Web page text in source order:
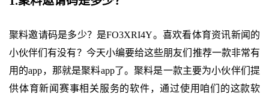
聚料邀请码是多少？是FO3XRI4Y。喜欢看体育资讯新闻的
小伙伴们有没有？今天小编要给这些朋友们推荐一款非常有
用的app，那就是聚料app了。聚料是一款主要为小伙伴们提
供体育新闻赛事相关服务的软件，通过使用咱们的这款软